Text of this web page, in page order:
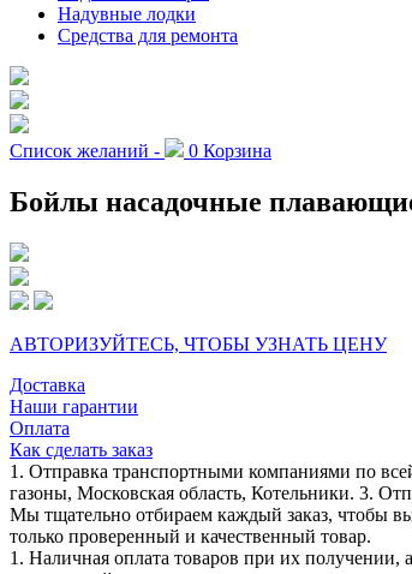
Надувные лодки
Средства для ремонта
Список желаний - 0 Корзина
Бойлы насадочные
АВТОРИЗУЙТЕСЬ, ЧТОБЫ УЗНАТЬ ЦЕНУ
Доставка
Наши гарантии
Оплата
Как сделать заказ
1. Отправка транспортными компаниями по
газоны, Московская область, Котельники. 3.
Мы тщательно отбираем каждый заказ, чтобы
только проверенный и качественный товар.
1. Наличная оплата товаров при их получении,